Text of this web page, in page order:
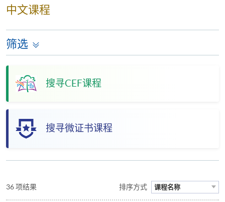
中文课程
筛选
搜寻CEF课程
搜寻微证书课程
36 项结果 排序方式 课程名称